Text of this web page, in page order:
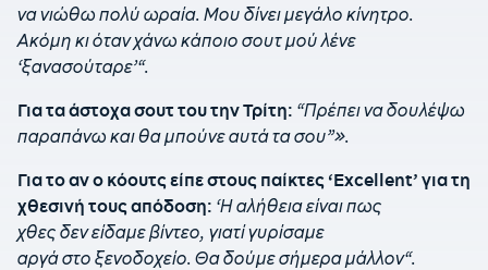
νανιώθω πολύ ωραία. Μου δίνειμεγάλο κίνητρο.
Ακόμη κι όταν χάνω κάποιο σουτ μού λένε
‘ξανασούταρε’“.
Για τα άστοχα σουτ του την Τρίτη: “Πρέπει να δουλέψω
παραπάνω και θα μπούνε αυτά τα σου”».
Για το αν ο κόουτς είπε στους παίκτες ‘Excellent’ για τη
χθεσινή τους απόδοση: ‘Η αλήθεια είναι πως
χθες δενείδαμεβίντεο, γιατί γυρίσαμε
αργάστο ξενοδοχείο. Θα δούμε σήμεραμάλλον“.